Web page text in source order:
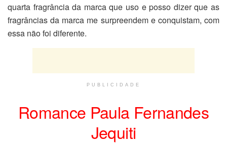
quarta fragrância da marca que uso e posso dizer que as
fragrâncias da marca me surpreendem e conquistam, com
essa não foi diferente.
PUBLICIDADE
Romance Paula Fernandes
Jequiti